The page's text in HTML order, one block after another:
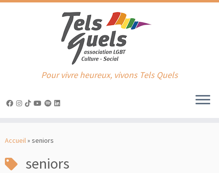
au
Pour vivre heureux, vivons Tels Quels
Accueil» seniors
seniors